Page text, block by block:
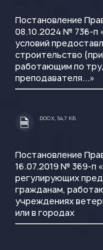
Постановление
08.10.2024 № 736-п
условий
строительство
работающим по
преподавателя...»
.DOCX
.DOCX, 54,7 КБ
Постановление
16.07.2019 № 369-п
регулирующих
гражданам,
учреждениях
или в городах